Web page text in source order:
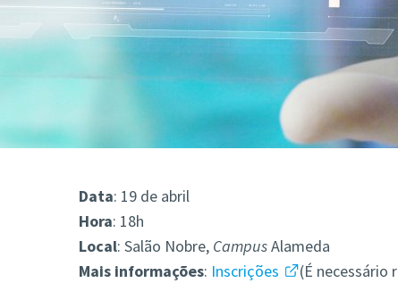
Data: 19 de abril
Hora: 18h
Local: Salão Nobre, CampusAlameda
Mais informações: Inscrições (É